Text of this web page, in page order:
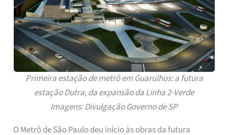
Primeira estação de metrô em Guarulhos: a futura
estação Dutra, da expansão da Linha 2-Verde
Imagens: Divulgação Governo de SP
O Metrô de São Paulo deu início às obras da futura